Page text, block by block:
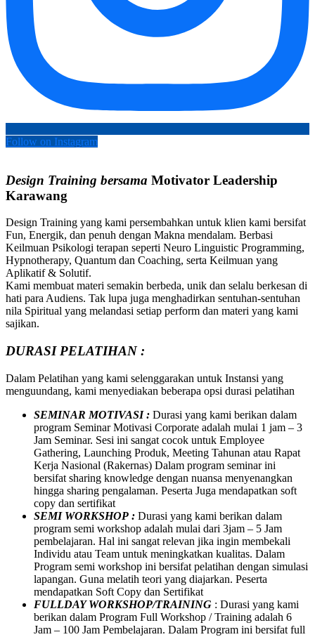
Follow on Instagram
Design Training bersama Motivator Leadership
Karawang
Design Training yang kami persembahkan untuk klien kami bersifat
Fun, Energik, dan penuh dengan Makna mendalam. Berbasi
Keilmuan Psikologi terapan seperti Neuro Linguistic Programming,
Hypnotherapy, Quantum dan Coaching, serta Keilmuan yang
Aplikatif & Solutif.
Kami membuat materi semakin berbeda, unik dan selalu berkesan di
hati para Audiens. Tak lupa juga menghadirkan sentuhan-sentuhan
nila Spiritual yang melandasi setiap perform dan materi yang kami
sajikan.
DURASI PELATIHAN :
Dalam Pelatihan yang kami selenggarakan untuk Instansi yang
menguundang, kami menyediakan beberapa opsi durasi pelatihan
SEMINAR MOTIVASI : Durasi yang kami berikan dalam
program Seminar Motivasi Corporate adalah mulai 1 jam – 3
Jam Seminar. Sesi ini sangat cocok untuk Employee
Gathering, Launching Produk, Meeting Tahunan atau Rapat
Kerja Nasional (Rakernas) Dalam program seminar ini
bersifat sharing knowledge dengan nuansa menyenangkan
hingga sharing pengalaman. Peserta Juga mendapatkan soft
copy dan sertifikat
SEMI WORKSHOP : Durasi yang kami berikan dalam
program semi workshop adalah mulai dari 3jam – 5 Jam
pembelajaran. Hal ini sangat relevan jika ingin membekali
Individu atau Team untuk meningkatkan kualitas. Dalam
Program semi workshop ini bersifat pelatihan dengan simulasi
lapangan. Guna melatih teori yang diajarkan. Peserta
mendapatkan Soft Copy dan Sertifikat
FULLDAY WORKSHOP/TRAINING : Durasi yang kami
berikan dalam Program Full Workshop / Training adalah 6
Jam – 100 Jam Pembelajaran. Dalam Program ini bersifat full